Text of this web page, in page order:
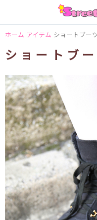
ホーム アイテム ショートブー
ショートブ